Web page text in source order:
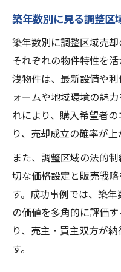
築年数別に見る調整区
築年数別に調整区域売却
それぞれの物件特性を
浅物件は、最新設備や
ォームや地域環境の魅
れにより、購入希望者
り、売却成立の確率が上
また、調整区域の法的
切な価格設定と販売戦
す。成功事例では、築
の価値を多角的に評価
り、売主・買主双方が
す。